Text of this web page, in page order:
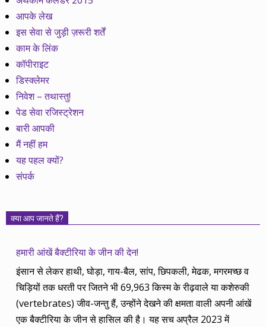
आपके लेख
इस सेवा से जुड़ी ज़रूरी शर्तें
काम के लिंक
कॉपीराइट
डिस्क्लेमर
निवेश – तथास्तु!
पेड सेवा रजिस्ट्रेशन
बारी आपकी
मैं नहीं हम
यह पहल क्यों?
संपर्क
क्या आप जानते हैं?
हमारी आंखें बैक्टीरिया के जीन की देन!
इंसान से लेकर हाथी, घोड़ा, गाय-बैल, सांप, छिपकली, मेढक, मगरमच्छ व
चिड़ियों तक धरती पर जितने भी 69,963 किस्म के रीढ़वाले या कशेरुकी
(vertebrates) जीव-जन्तु हैं, उन्होंने देखने की क्षमता वाली अपनी आंखें
एक बैक्टीरिया के जीन से हासिल की है। यह सच अप्रैल 2023 में